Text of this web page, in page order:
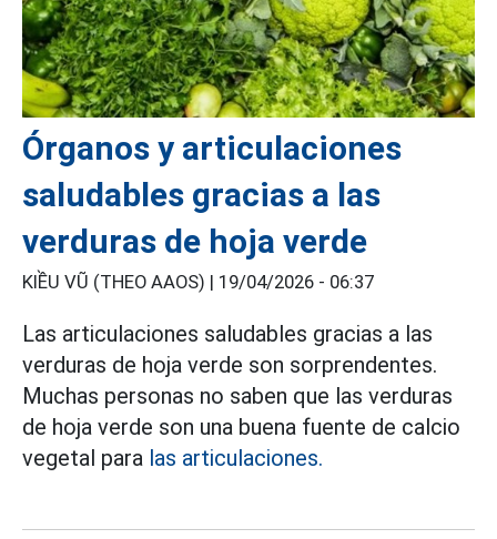
Órganos y articulaciones
saludables gracias a las
verduras de hoja verde
KIỀU VŨ (THEO AAOS) | 19/04/2026 - 06:37
Las articulaciones saludables gracias a las
verduras de hoja verde son sorprendentes.
Muchas personas no saben que las verduras
de hoja verde son una buena fuente de calcio
vegetal para las articulaciones.